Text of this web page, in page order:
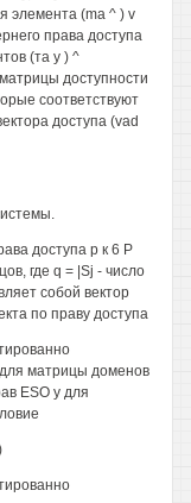
элемента (ma ^ ) v
права доступа
(та у ) ^
доступности
соответствуют
доступа (vad
доступа р к 6 Р
где q = |Sj - число
собой вектор
по праву доступа
для матрицы доменов
ESO у для